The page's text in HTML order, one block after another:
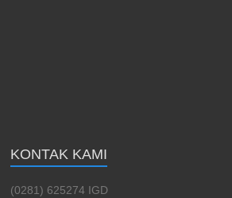
KONTAK KAMI
(0281) 625274 IGD